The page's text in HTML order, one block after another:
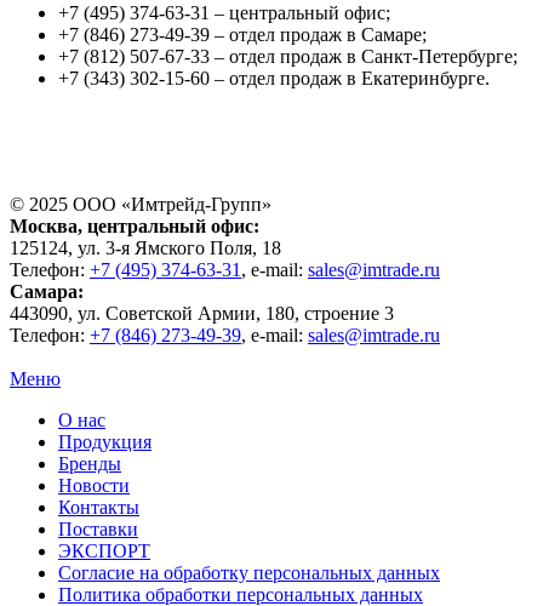
+7 (495) 374-63-31 – центральный офис;
+7 (846) 273-49-39 – отдел продаж в Самаре;
+7 (812) 507-67-33 – отдел продаж в Санкт-Петербурге;
+7 (343) 302-15-60 – отдел продаж в Екатеринбурге.
© 2025 ООО «Имтрейд-Групп»
Москва, центральный офис:
125124, ул. 3-я Ямского Поля, 18
Телефон: +7 (495) 374-63-31 , e-mail: sales@imtrade.ru
Самара:
443090, ул. Советской Армии, 180, строение 3
Телефон: +7 (846) 273-49-39, e-mail: sales@imtrade.ru
Меню
О нас
Продукция
Бренды
Новости
Контакты
Поставки
ЭКСПОРТ
Согласие на обработку персональных данных
Политика обработки персональных данных